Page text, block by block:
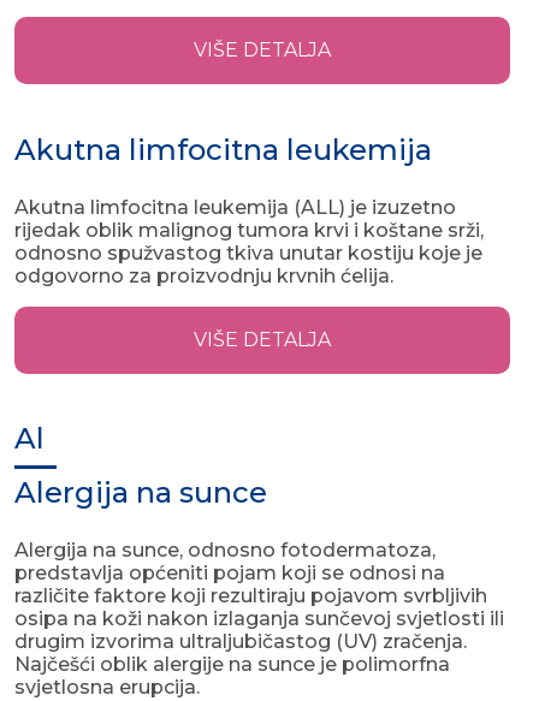
VIŠE DETALJA
Akutna limfocitna leukemija
Akutna limfocitna leukemija (ALL) je izuzetno
rijedak oblik malignog tumora krvi i koštane srži,
odnosno spužvastog tkiva unutar kostiju koje je
odgovorno za proizvodnju krvnih ćelija.
VIŠE DETALJA
Al
Alergija na sunce
Alergija na sunce, odnosno fotodermatoza,
predstavlja općeniti pojam koji se odnosi na
različite faktore koji rezultiraju pojavom svrbljivih
osipa na koži nakon izlaganja sunčevoj svjetlosti ili
drugim izvorima ultraljubičastog (UV) zračenja.
Najčešći oblik alergije na sunce je polimorfna
svjetlosna erupcija.